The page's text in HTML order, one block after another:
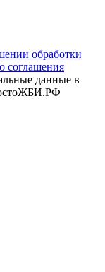
обработки
соглашения
данные в